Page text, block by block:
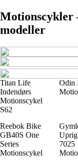
Motionscykler
modeller
Titan Life
Indendørs
Motionscykel
S62
Odin
Reebok Bike
GB40S One
Series
Motionscykel
7025